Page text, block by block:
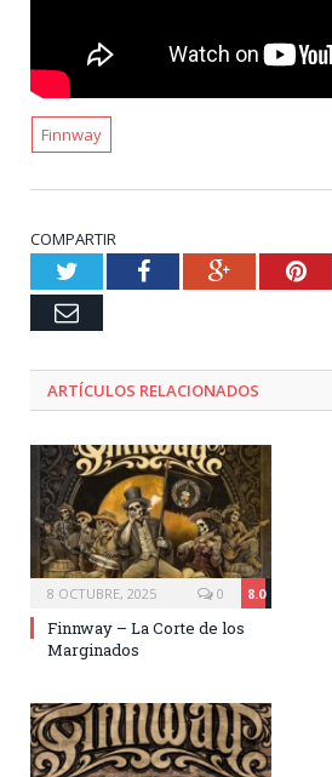
Finnway
COMPARTIR
TwitterFacebookGoogle+
Email
ARTÍCULOS RELACIONADOS
8 OCTUBRE, 2025 8.0
0
Finnway – La Corte de los
Marginados